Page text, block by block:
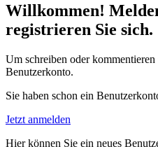
Willkommen!
registrieren Sie sich.
Um schreiben oder
Benutzerkonto.
Sie haben schon ein
Jetzt anmelden
Hier können Sie ein neues